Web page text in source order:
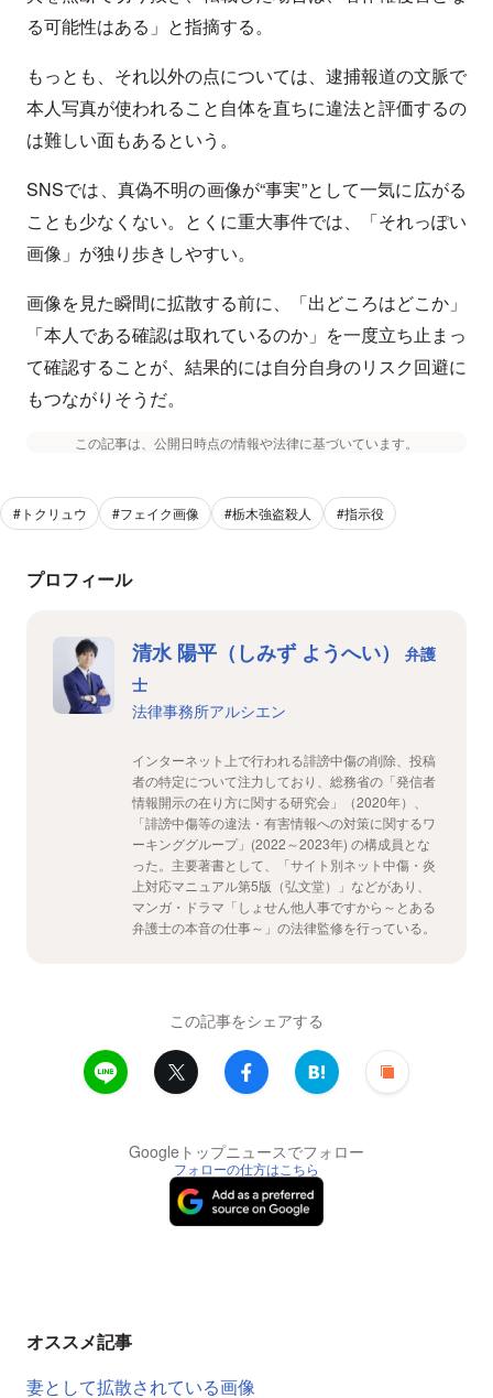
る可能性はある」と指摘する。
もっとも、それ以外の点については、逮捕報道の文脈で
本人写真が使われること自体を直ちに違法と評価するの
は難しい面もあるという。
SNSでは、真偽不明の画像が“事実”として一気に広がる
ことも少なくない。とくに重大事件では、「それっぽい
画像」が独り歩きしやすい。
画像を見た瞬間に拡散する前に、「出どころはどこか」
「本人である確認は取れているのか」を一度立ち止まっ
て確認することが、結果的には自分自身のリスク回避に
もつながりそうだ。
この記事は、公開日時点の情報や法律に基づいています。
#トクリュウ #フェイク画像 #栃木強盗殺人 #指示役
プロフィール
清水 陽平（しみず ようへい）
弁護
士
法律事務所アルシエン
インターネット上で行われる誹謗中傷の削除、投稿
者の特定について注力しており、総務省の「発信者
情報開示の在り方に関する研究会」（2020年）、
「誹謗中傷等の違法・有害情報への対策に関するワ
ーキンググループ」(2022～2023年) の構成員とな
った。主要著書として、「サイト別ネット中傷・炎
上対応マニュアル第5版（弘文堂）」などがあり、
マンガ・ドラマ「しょせん他人事ですから～とある
弁護士の本音の仕事～」の法律監修を行っている。
この記事をシェアする
Googleトップニュースでフォロー
フォローの仕方はこちら
オススメ記事
妻として拡散されている画像